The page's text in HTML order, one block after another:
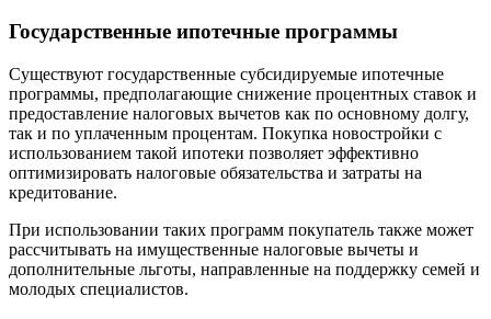
Государственные ипотечные программы
Существуют государственные субсидируемые ипотечные
программы, предполагающие снижение процентных ставок и
предоставление налоговых вычетов как по основному долгу,
так и по уплаченным процентам. Покупка новостройки с
использованием такой ипотеки позволяет эффективно
оптимизировать налоговые обязательства и затраты на
кредитование.
При использовании таких программ покупатель также может
рассчитывать на имущественные налоговые вычеты и
дополнительные льготы, направленные на поддержку семей и
молодых специалистов.